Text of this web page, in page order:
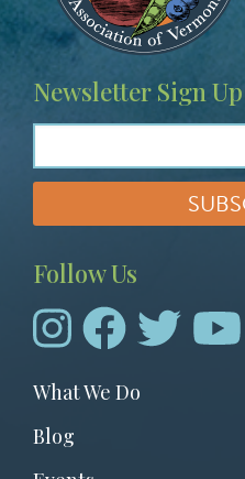
Newsletter Sign Up
Follow Us
Footer
menu
What We Do
Blog